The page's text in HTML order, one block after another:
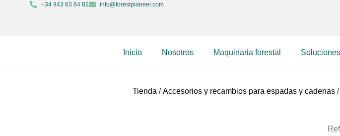
+34 943 63 64 82 info@forestpioneer.com
Inicio Nosotros Maquinaria forestal Soluciones
Tienda /Accesorios y recambios para espadas y cadenas